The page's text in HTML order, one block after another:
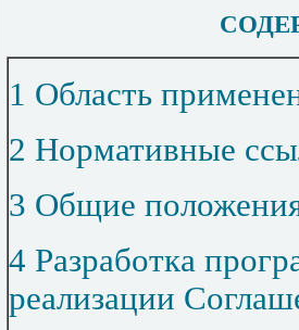
1 Область
2 Нормативные
3 Общие
4 Разработка
реализации